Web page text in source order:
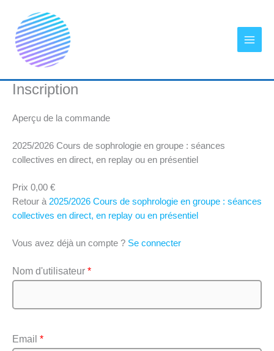
contenu
Inscription
Aperçu de la commande
2025/2026 Cours de sophrologie en groupe : séances
collectives en direct, en replay ou en présentiel
Prix 0,00 €
Retour à 2025/2026 Cours de sophrologie en groupe : séances
collectives en direct, en replay ou en présentiel
Vous avez déjà un compte ? Se connecter
Nom d'utilisateur *
Email *